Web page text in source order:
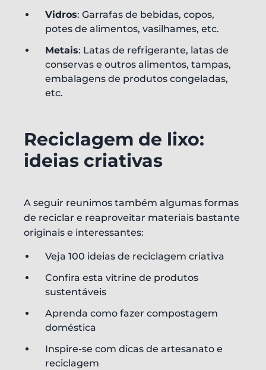
Vidros: Garrafas de bebidas, copos,
potes de alimentos, vasilhames, etc.
Metais: Latas de refrigerante, latas de
conservas e outros alimentos, tampas,
embalagens de produtos congeladas,
etc.
Reciclagem de lixo:
ideias criativas
A seguir reunimos também algumas formas
de reciclar e reaproveitar materiais bastante
originais e interessantes:
Veja 100 ideias de reciclagem criativa
Confira esta vitrine de produtos
sustentáveis
Aprenda como fazer compostagem
doméstica
Inspire-se com dicas de artesanato e
reciclagem